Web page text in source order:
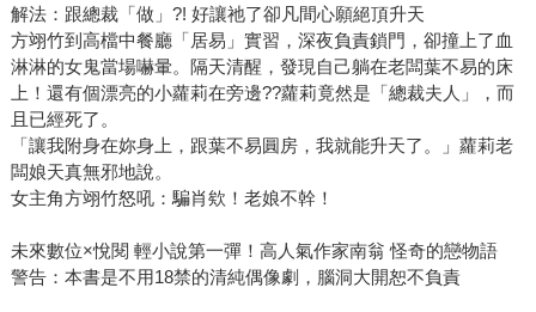
解法：跟總裁「做」?! 好讓祂了卻凡間心願絕頂升天
方翊竹到高檔中餐廳「居易」實習，深夜負責鎖門，卻撞上了血
淋淋的女鬼當場嚇暈。隔天清醒，發現自己躺在老闆葉不易的床
上！還有個漂亮的小蘿莉在旁邊??蘿莉竟然是「總裁夫人」，而
且已經死了。
「讓我附身在妳身上，跟葉不易圓房，我就能升天了。」蘿莉老
闆娘天真無邪地說。
女主角方翊竹怒吼：騙肖欸！老娘不幹！
未來數位×悅閱 輕小說第一彈！高人氣作家南翁 怪奇的戀物語
警告：本書是不用18禁的清純偶像劇，腦洞大開恕不負責